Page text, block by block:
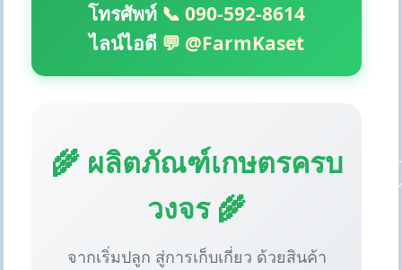
โทรศัพท์ 📞 090-592-8614
ไลน์ไอดี 💬 @FarmKaset
🌾 ผลิตภัณฑ์เกษตรครบ
วงจร 🌾
จากเริ่มปลูก สู่การเก็บเกี่ยว ด้วยสินค้า